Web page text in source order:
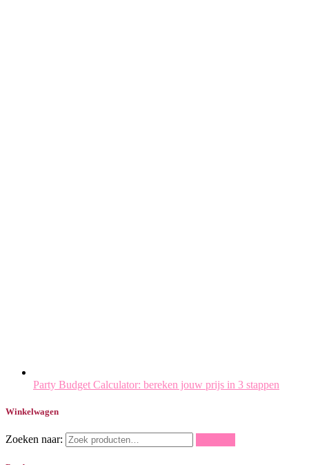
Party Budget Calculator: bereken jouw prijs in 3 stappen
Winkelwagen
Zoeken naar: